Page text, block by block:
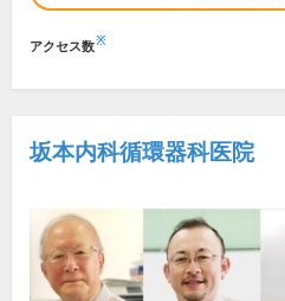
アクセス数※
坂本内科循環器科医院